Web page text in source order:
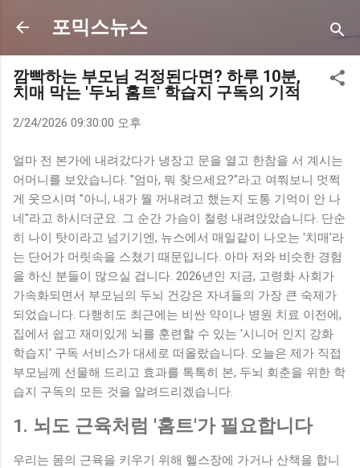
기본 콘텐츠로 건너뛰기
포믹스뉴스
깜빡하는 부모님 걱정된다면? 하루 10분,
치매 막는 '두뇌 홈트' 학습지 구독의 기적
2/24/2026 09:30:00 오후
얼마 전 본가에 내려갔다가 냉장고 문을 열고 한참을 서 계시는
어머니를 보았습니다. "엄마, 뭐 찾으세요?"라고 여쭤보니 멋쩍
게 웃으시며 "아니, 내가 뭘 꺼내려고 했는지 도통 기억이 안 나
네"라고 하시더군요. 그 순간 가슴이 철렁 내려앉았습니다. 단순
히 나이 탓이라고 넘기기엔, 뉴스에서 매일같이 나오는 '치매'라
는 단어가 머릿속을 스쳤기 때문입니다. 아마 저와 비슷한 경험
을 하신 분들이 많으실 겁니다. 2026년인 지금, 고령화 사회가
가속화되면서 부모님의 두뇌 건강은 자녀들의 가장 큰 숙제가
되었습니다. 다행히도 최근에는 비싼 약이나 병원 치료 이전에,
집에서 쉽고 재미있게 뇌를 훈련할 수 있는 '시니어 인지 강화
학습지' 구독 서비스가 대세로 떠올랐습니다. 오늘은 제가 직접
부모님께 선물해 드리고 효과를 톡톡히 본, 두뇌 회춘을 위한 학
습지 구독의 모든 것을 알려드리겠습니다.
1. 뇌도 근육처럼 '홈트'가 필요합니다
우리는 몸의 근육을 키우기 위해 헬스장에 가거나 산책을 합니